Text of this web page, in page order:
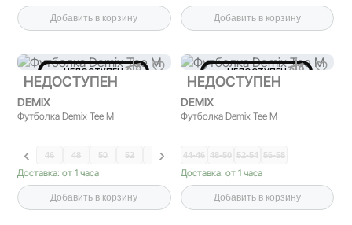
Добавить в корзину Добавить в корзину
НЕДОСТУПЕН
НЕДОСТУПЕН
DEMIX
Футболка Demix Tee M
46 48 50 52 54 56-58
Доставка: от 1 часа
Добавить в корзину
НЕДОСТУПЕН
НЕДОСТУПЕН
DEMIX
Футболка Demix Tee M
44-46 48-50 52-54 56-58
Доставка: от 1 часа
Добавить в корзину